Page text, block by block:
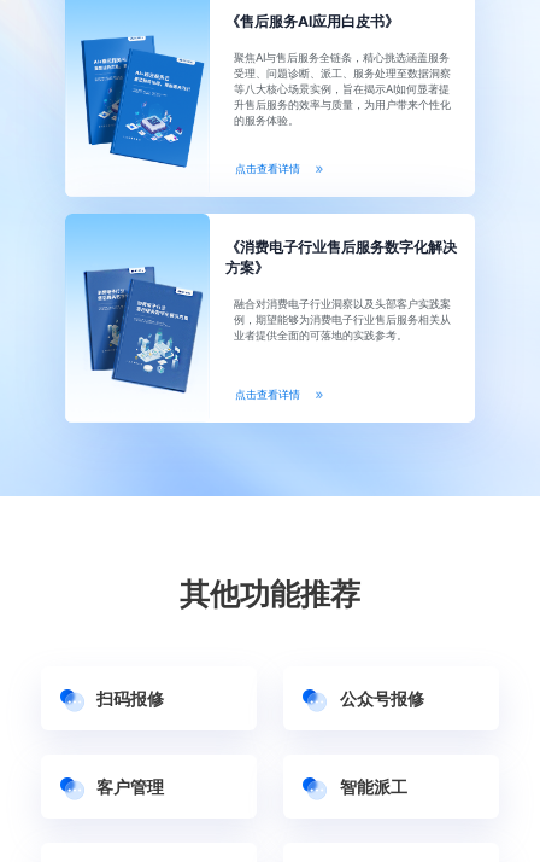
《售后服务AI应用白皮书》
聚焦AI与售后服务全链条，精心挑选涵盖服务
受理、问题诊断、派工、服务处理至数据洞察
等八大核心场景实例，旨在揭示AI如何显著提
升售后服务的效率与质量，为用户带来个性化
的服务体验。
点击查看详情
《消费电子行业售后服务数字化解决
方案》
融合对消费电子行业洞察以及头部客户实践案
例，期望能够为消费电子行业售后服务相关从
业者提供全面的可落地的实践参考。
点击查看详情
其他功能推荐
扫码报修 公众号报修
客户管理 智能派工